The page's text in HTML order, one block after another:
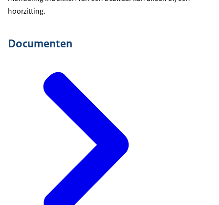
hoorzitting.
Documenten